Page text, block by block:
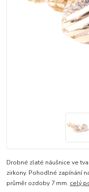
Drobné zlaté náušnice ve
zirkony. Pohodlné zapínání
průměr ozdoby 7 mm. celý